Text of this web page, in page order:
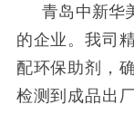
青岛中新华
的企业。我司
配环保助剂，
检测到成品出